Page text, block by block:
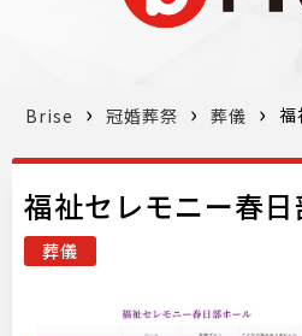
Brise 冠婚葬祭 葬儀 福
福祉セレモニー春
葬儀